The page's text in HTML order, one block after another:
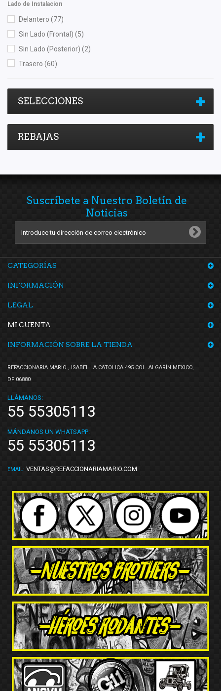
Raybestos(8)
RUVILLE (2)
Speedymexx(7)
TRW(6)
Wagner (13)
Lado de Instalacion
Delantero (77)
Sin Lado (Frontal) (5)
Sin Lado (Posterior) (2)
Trasero (60)
SELECCIONES
REBAJAS
Suscríbete a Nuestro Boletín de
Noticias
CATEGORÍAS
INFORMACIÓN
LEGAL
MI CUENTA
INFORMACIÓN SOBRE LA TIENDA
REFACCIONARIA MARIO , ISABEL LA CATOLICA 495 COL. ALGARÍN MEXICO,
DF 06880
LLÁMANOS:
55 55305113
MÁNDANOS UN WHATSAPP:
55 55305113
EMAIL: VENTAS@REFACCIONARIAMARIO.COM